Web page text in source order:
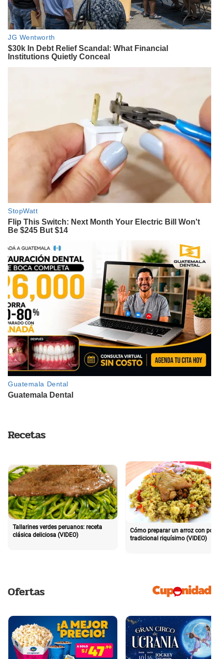
Recetas
Tallarines verdes peruanos: receta
clásica deliciosa (VIDEO)
Cómo preparar un arroz con pollo
tradicional riquísimo (VIDEO)
Ofertas